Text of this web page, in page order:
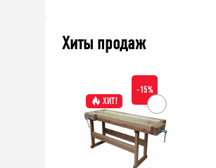
Хиты продаж
ХИТ!
-15%